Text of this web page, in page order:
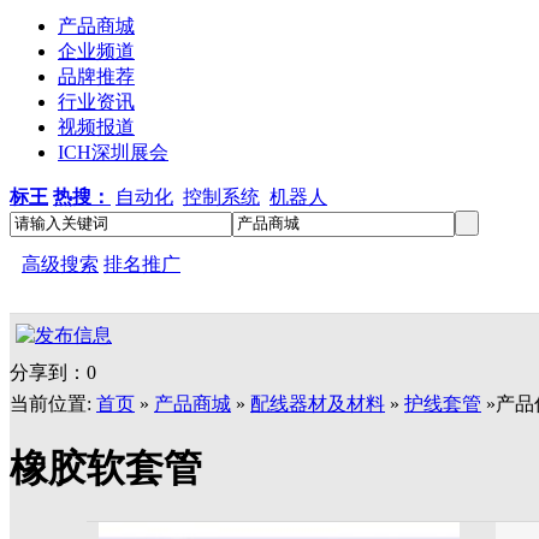
产品商城
企业频道
品牌推荐
行业资讯
视频报道
ICH深圳展会
标王 热搜： 自动化 控制系统 机器人
高级搜索 排名推广
分享到： 0
当前位置: 首页 » 产品商城 » 配线器材及材料 » 护线套管 »产
橡胶软套管